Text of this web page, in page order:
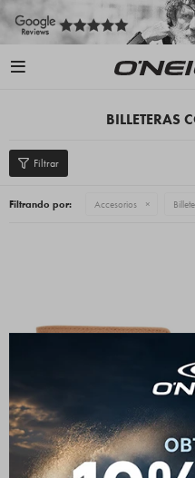

BILLETERAS
Filtrando por: Accesorios